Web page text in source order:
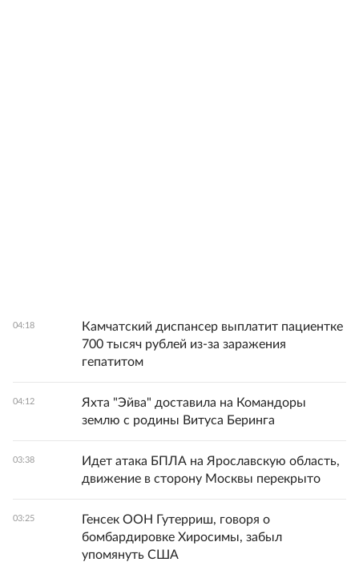
04:18
Камчатский диспансер выплатит пациентке
700 тысяч рублей из-за заражения
гепатитом
04:12
Яхта "Эйва" доставила на Командоры
землю с родины Витуса Беринга
03:38
Идет атака БПЛА на Ярославскую область,
движение в сторону Москвы перекрыто
03:25
Генсек ООН Гутерриш, говоря о
бомбардировке Хиросимы, забыл
упомянуть США